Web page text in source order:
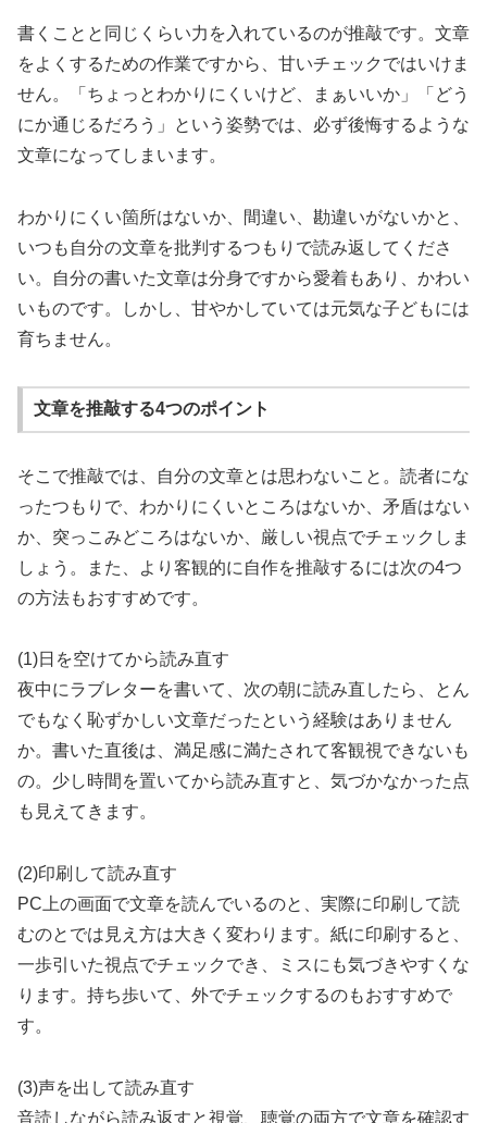
書くことと同じくらい力を入れているのが推敲です。文章
をよくするための作業ですから、甘いチェックではいけま
せん。「ちょっとわかりにくいけど、まぁいいか」「どう
にか通じるだろう」という姿勢では、必ず後悔するような
文章になってしまいます。
わかりにくい箇所はないか、間違い、勘違いがないかと、
いつも自分の文章を批判するつもりで読み返してくださ
い。自分の書いた文章は分身ですから愛着もあり、かわい
いものです。しかし、甘やかしていては元気な子どもには
育ちません。
文章を推敲する4つのポイント
そこで推敲では、自分の文章とは思わないこと。読者にな
ったつもりで、わかりにくいところはないか、矛盾はない
か、突っこみどころはないか、厳しい視点でチェックしま
しょう。また、より客観的に自作を推敲するには次の4つ
の方法もおすすめです。
(1)日を空けてから読み直す
夜中にラブレターを書いて、次の朝に読み直したら、とん
でもなく恥ずかしい文章だったという経験はありません
か。書いた直後は、満足感に満たされて客観視できないも
の。少し時間を置いてから読み直すと、気づかなかった点
も見えてきます。
(2)印刷して読み直す
PC上の画面で文章を読んでいるのと、実際に印刷して読
むのとでは見え方は大きく変わります。紙に印刷すると、
一歩引いた視点でチェックでき、ミスにも気づきやすくな
ります。持ち歩いて、外でチェックするのもおすすめで
す。
(3)声を出して読み直す
音読しながら読み返すと視覚、聴覚の両方で文章を確認す